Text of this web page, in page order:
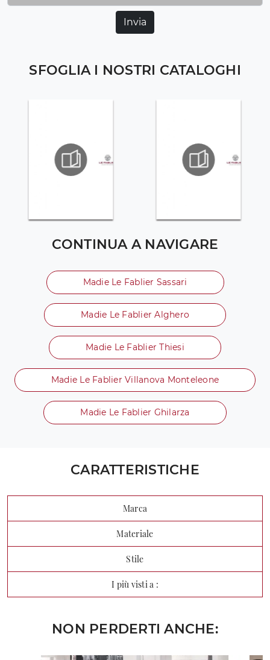
SFOGLIA I NOSTRI CATALOGHI
CONTINUA A NAVIGARE
Madie Le Fablier Sassari
Madie Le Fablier Alghero
Madie Le Fablier Thiesi
Madie Le Fablier Villanova Monteleone
Madie Le Fablier Ghilarza
Invia
CARATTERISTICHE
Marca
Materiale
Stile
I più visti a :
NON PERDERTI ANCHE: